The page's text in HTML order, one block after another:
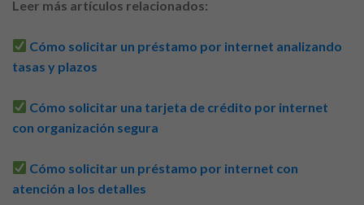
Leer más artículos relacionados:
Cómo solicitar un préstamo por internet analizando
tasas y plazos
Cómo solicitar una tarjeta de crédito por internet
con organización segura
Cómo solicitar un préstamo por internet con
atención a los detalles